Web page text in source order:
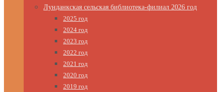
Лунданкская сельская библиотека-филиал 2026 год
2025 год
2024 год
2023 год
2022 год
2021 год
2020 год
2019 год